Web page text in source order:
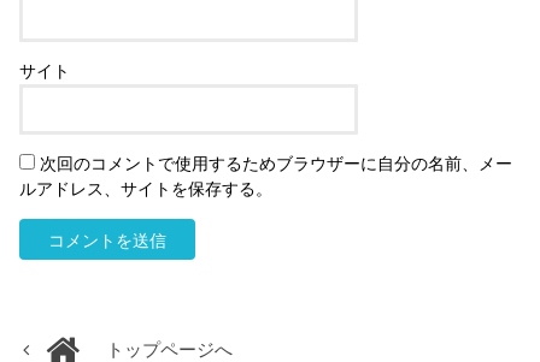
サイト
次回のコメントで使用するためブラウザーに自分の名前、メー
ルアドレス、サイトを保存する。
トップページへ